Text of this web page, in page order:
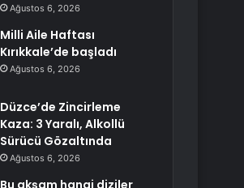
Ağustos 6, 2026
Milli Aile Haftası
Kırıkkale’de başladı
Ağustos 6, 2026
Düzce’de Zincirleme
Kaza: 3 Yaralı, Alkollü
Sürücü Gözaltında
Ağustos 6, 2026
Bu akşam hangi diziler